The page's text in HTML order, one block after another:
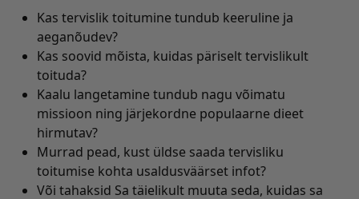
Kas tervislik toitumine tundub keeruline ja
aeganõudev?
Kas soovid mõista, kuidas päriselt tervislikult
toituda?
Kaalu langetamine tundub nagu võimatu
missioon ning järjekordne populaarne dieet
hirmutav?
Murrad pead, kust üldse saada tervisliku
toitumise kohta usaldusväärset infot?
Või tahaksid Sa täielikult muuta seda, kuidas sa